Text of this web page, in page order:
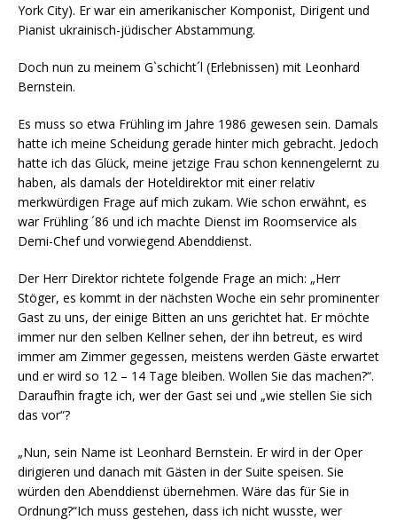
York City). Er war ein amerikanischer Komponist, Dirigent und
Pianist ukrainisch-jüdischer Abstammung.
Doch nun zu meinem G`schicht´l (Erlebnissen) mit Leonhard
Bernstein.
Es muss so etwa Frühling im Jahre 1986 gewesen sein. Damals
hatte ich meine Scheidung gerade hinter mich gebracht. Jedoch
hatte ich das Glück, meine jetzige Frau schon kennengelernt zu
haben, als damals der Hoteldirektor mit einer relativ
merkwürdigen Frage auf mich zukam. Wie schon erwähnt, es
war Frühling ´86 und ich machte Dienst im Roomservice als
Demi-Chef und vorwiegend Abenddienst.
Der Herr Direktor richtete folgende Frage an mich: „Herr
Stöger, es kommt in der nächsten Woche ein sehr prominenter
Gast zu uns, der einige Bitten an uns gerichtet hat. Er möchte
immer nur den selben Kellner sehen, der ihn betreut, es wird
immer am Zimmer gegessen, meistens werden Gäste erwartet
und er wird so 12 – 14 Tage bleiben. Wollen Sie das machen?“.
Daraufhin fragte ich, wer der Gast sei und „wie stellen Sie sich
das vor“?
„Nun, sein Name ist Leonhard Bernstein. Er wird in der Oper
dirigieren und danach mit Gästen in der Suite speisen. Sie
würden den Abenddienst übernehmen. Wäre das für Sie in
Ordnung?“Ich muss gestehen, dass ich nicht wusste, wer